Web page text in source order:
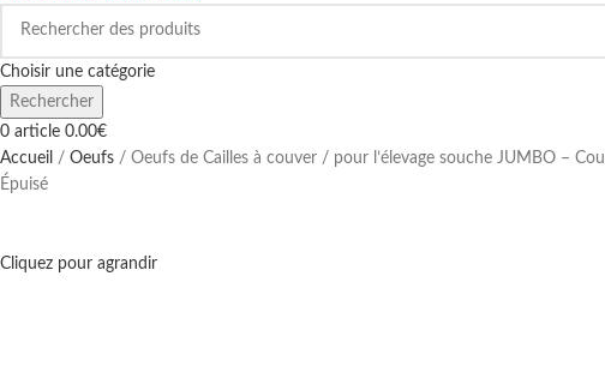
Choisir une catégorie
Rechercher
0 article 0.00€
Accueil
Oeufs Oeufs de Cailles à couver / pour l’élevage souche JUMBO –
Épuisé
Cliquez pour agrandir